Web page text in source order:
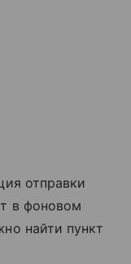
отправки
в фоновом
найти пункт